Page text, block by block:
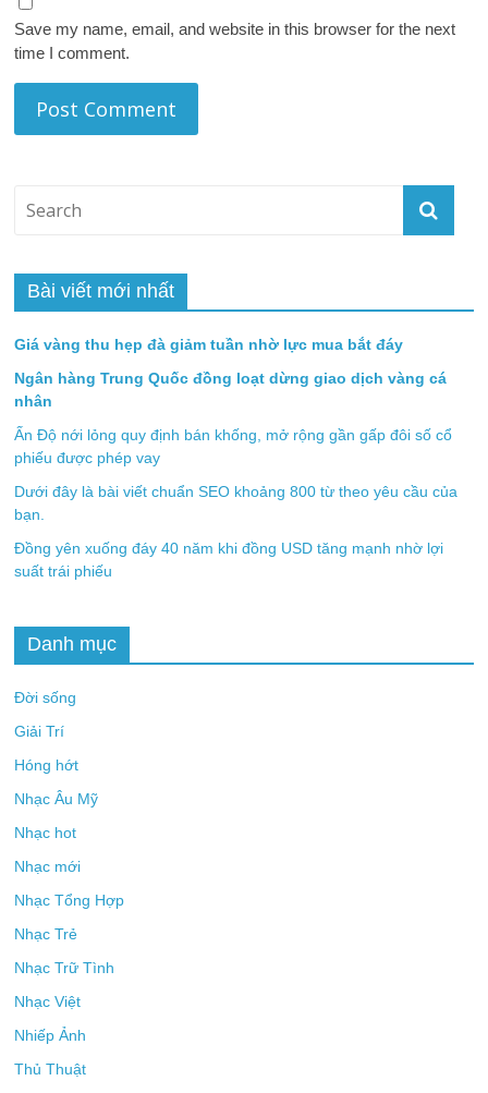
Save my name, email, and website in this browser for the next
time I comment.
Bài viết mới nhất
Giá vàng thu hẹp đà giảm tuần nhờ lực mua bắt đáy
Ngân hàng Trung Quốc đồng loạt dừng giao dịch vàng cá
nhân
Ấn Độ nới lỏng quy định bán khống, mở rộng gần gấp đôi số cổ
phiếu được phép vay
Dưới đây là bài viết chuẩn SEO khoảng 800 từ theo yêu cầu của
bạn.
Đồng yên xuống đáy 40 năm khi đồng USD tăng mạnh nhờ lợi
suất trái phiếu
Danh mục
Đời sống
Giải Trí
Hóng hớt
Nhạc Âu Mỹ
Nhạc hot
Nhạc mới
Nhạc Tổng Hợp
Nhạc Trẻ
Nhạc Trữ Tình
Nhạc Việt
Nhiếp Ảnh
Thủ Thuật